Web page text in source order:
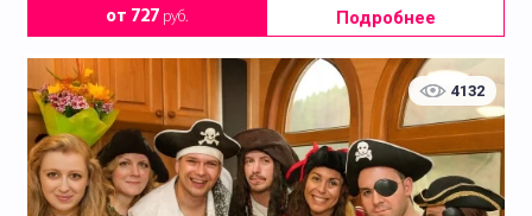
от 727 руб. Подробнее
4132